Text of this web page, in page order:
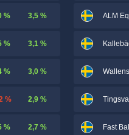
% 3,5 %
% 3,1 %
% 3,0 %
% 2,9 %
% 2,7 %
ALM
Fast